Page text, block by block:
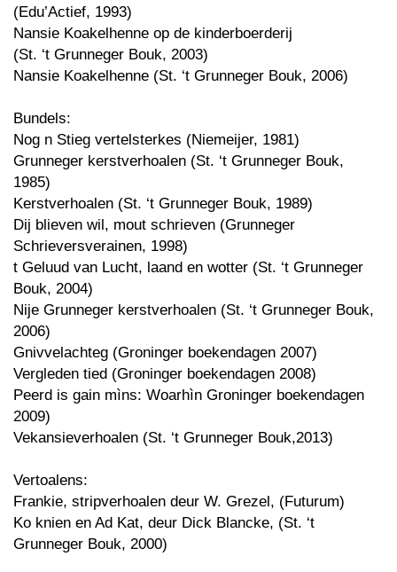
(Edu’Actief, 1993)
Nansie Koakelhenne op de kinderboerderij
(St. ‘t Grunneger Bouk, 2003)
Nansie Koakelhenne (St. ‘t Grunneger Bouk, 2006)
Bundels:
Nog n Stieg vertelsterkes (Niemeijer, 1981)
Grunneger kerstverhoalen (St. ‘t Grunneger Bouk,
1985)
Kerstverhoalen (St. ‘t Grunneger Bouk, 1989)
Dij blieven wil, mout schrieven (Grunneger
Schrieversverainen, 1998)
t Geluud van Lucht, laand en wotter (St. ‘t Grunneger
Bouk, 2004)
Nije Grunneger kerstverhoalen (St. ‘t Grunneger Bouk,
2006)
Gnivvelachteg (Groninger boekendagen 2007)
Vergleden tied (Groninger boekendagen 2008)
Peerd is gain mìns: Woarhìn Groninger boekendagen
2009)
Vekansieverhoalen (St. ‘t Grunneger Bouk,2013)
Vertoalens:
Frankie, stripverhoalen deur W. Grezel, (Futurum)
Ko knien en Ad Kat, deur Dick Blancke, (St. ‘t
Grunneger Bouk, 2000)